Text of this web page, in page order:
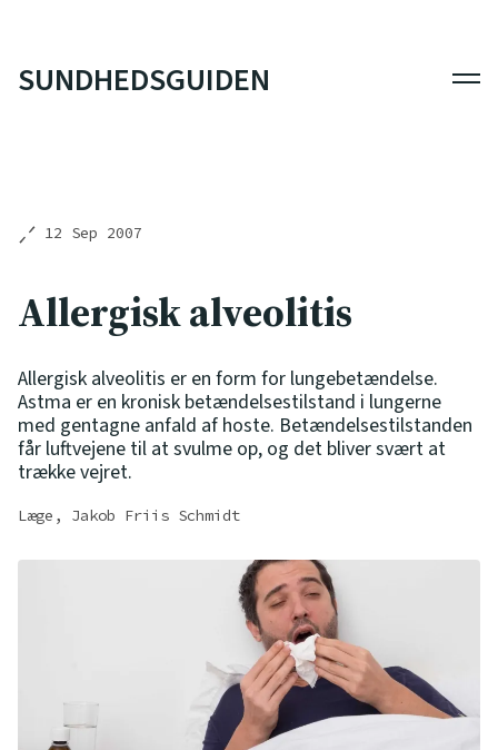
SUNDHEDSGUIDEN
12 Sep 2007
Allergisk alveolitis
Allergisk alveolitis er en form for lungebetændelse.
Astma er en kronisk betændelsestilstand i lungerne
med gentagne anfald af hoste. Betændelsestilstanden
får luftvejene til at svulme op, og det bliver svært at
trække vejret.
Læge, Jakob Friis Schmidt